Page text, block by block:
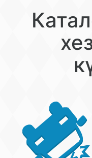
Фикерләр
Файдалы
Безнең җиңү
Видео турында